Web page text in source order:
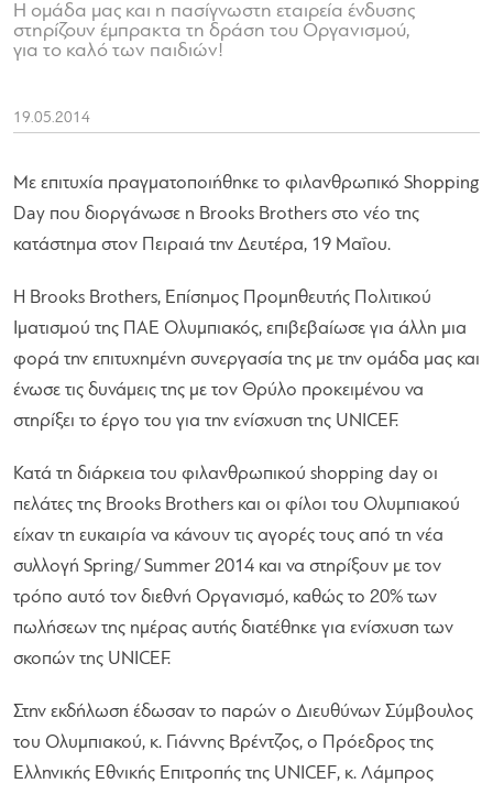
Η ομάδα μας και η πασίγνωστη εταιρεία ένδυσης
στηρίζουν έμπρακτα τη δράση του Οργανισμού,
για το καλό των παιδιών!
19.05.2014
Με επιτυχία πραγματοποιήθηκε το φιλανθρωπικό Shopping
Day που διοργάνωσε η Brooks Brothers στο νέο της
κατάστημα στον Πειραιά την Δευτέρα, 19 Μαΐου.
Η Brooks Brothers, Επίσημος Προμηθευτής Πολιτικού
Ιματισμού της ΠΑΕ Ολυμπιακός, επιβεβαίωσε για άλλη μια
φορά την επιτυχημένη συνεργασία της με την ομάδα μας και
ένωσε τις δυνάμεις της με τον Θρύλο προκειμένου να
στηρίξει το έργο του για την ενίσχυση της UNICEF.
Κατά τη διάρκεια του φιλανθρωπικού shopping day οι
πελάτες της Brooks Brothers και οι φίλοι του Ολυμπιακού
είχαν τη ευκαιρία να κάνουν τις αγορές τους από τη νέα
συλλογή Spring/ Summer 2014 και να στηρίξουν με τον
τρόπο αυτό τον διεθνή Οργανισμό, καθώς το 20% των
πωλήσεων της ημέρας αυτής διατέθηκε για ενίσχυση των
σκοπών της UNICEF.
Στην εκδήλωση έδωσαν το παρών ο Διευθύνων Σύμβουλος
του Ολυμπιακού, κ. Γιάννης Βρέντζος, ο Πρόεδρος της
Ελληνικής Εθνικής Επιτροπής της UNICEF, κ. Λάμπρος